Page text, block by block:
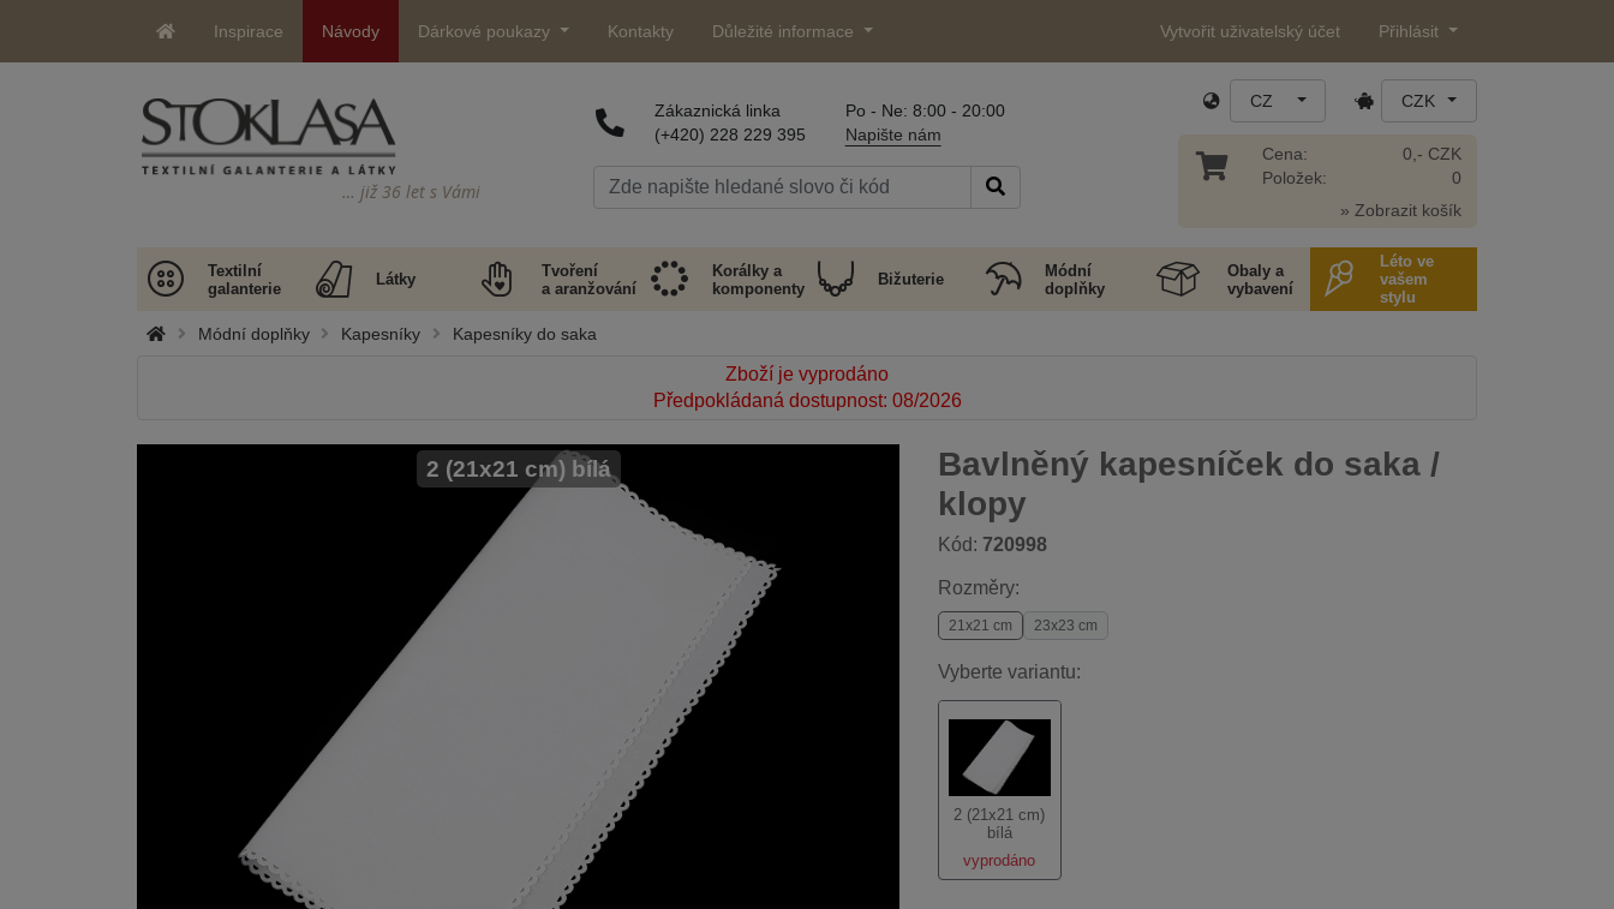
Inspirace Návody Dárkové poukazy Kontakty Důležité informace Vytvořit uživatelský účet Přihlásit
… již 36 let s Vámi
Zákaznická linka
(+420) 228 229 395
Po - Ne: 8:00 - 20:00
Napište nám
CZ CZK
Cena:
Položek:
0,- CZK
0
» Zobrazit košík
Textilní
galanterie
Látky
Tvoření
a aranžování
Korálky a
komponenty
Bižuterie
Módní
doplňky
Obaly a
vybavení
Léto ve
vašem
stylu
Módní doplňky Kapesníky Kapesníky do saka
Zboží je vyprodáno
Předpokládaná dostupnost: 08/2026
Bavlněný kapesníček do saka /
klopy
Kód: 720998
2 (21x21 cm) bílá
Rozměry:
21x21 cm 23x23 cm
Vyberte variantu:
2 (21x21 cm)
bílá
vyprodáno